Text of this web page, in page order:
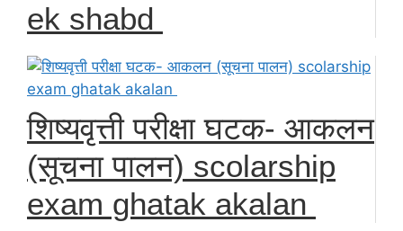
ek shabd
शिष्यवृत्ती परीक्षा घटक- आकलन
(सूचना पालन) scolarship
exam ghatak akalan